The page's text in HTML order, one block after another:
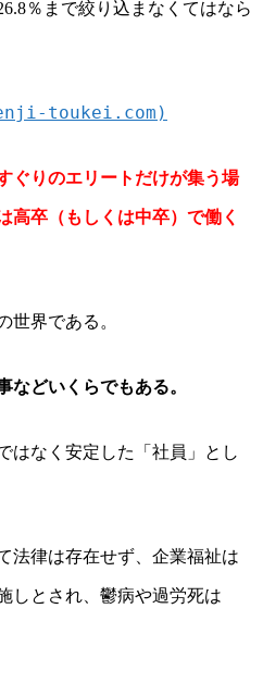
％まで絞り込まなくてはなら
toukei.com)
ぐりのエリートだけが集う場
高卒（もしくは中卒）で働く
世界である。
どいくらでもある。
はなく安定した「社員」とし
法律は存在せず、企業福祉は
しとされ、鬱病や過労死は